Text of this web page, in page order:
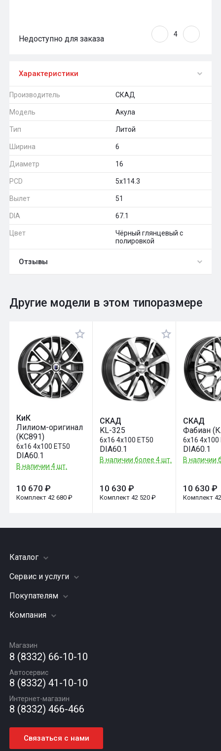
Недоступно для заказа
Характеристики
Производитель СКАД
Модель Акула
Тип Литой
Ширина 6
Диаметр 16
PCD 5x114.3
Вылет 51
DIA 67.1
Цвет
Чёрный глянцевый с
полировкой
Отзывы
Оставить отзыв
Общий рейтинг 0
Другие модели в этом типоразмере
КиК
Лилиом-оригинал
(KC891)
6x16 4x100 ET50
DIA60.1
В наличии 4 шт.
10 670 ₽
Комплект 42 680 ₽
СКАД
KL-325
6x16 4x100 ET50
DIA60.1
В наличии более 4 шт.
10 630 ₽
Комплект 42 520 ₽
СКАД
Фабиан
6x16 4x100
DIA60.1
В наличии
10 630 ₽
Комплект
Каталог
Шины
Грузовые шины
Диски
Автомасла
Сервис и услуги
Заправка кондиционера
Подвеска (ходовая часть)
Шиномонтаж
Покупателям
Акции
Гарантии и возврат
Компания
Вакансии
Новости
Статьи
Контакты
Магазин
8 (8332) 66-10-10
Автосервис
8 (8332) 41-10-10
Интернет-магазин
8 (8332) 466-466
Связаться с нами